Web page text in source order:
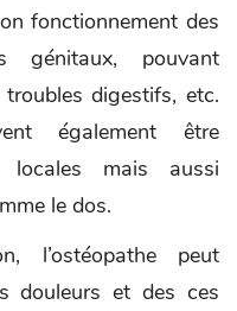
fonctionnement des
génitaux, pouvant
digestifs, etc.
également être
locales mais aussi
le dos.
l’ostéopathe peut
douleurs et des ces